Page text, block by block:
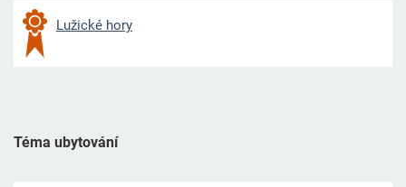
Lužické hory
Téma ubytování